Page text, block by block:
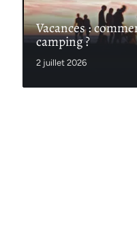
Vacances :
camping ?
2 juillet 2026